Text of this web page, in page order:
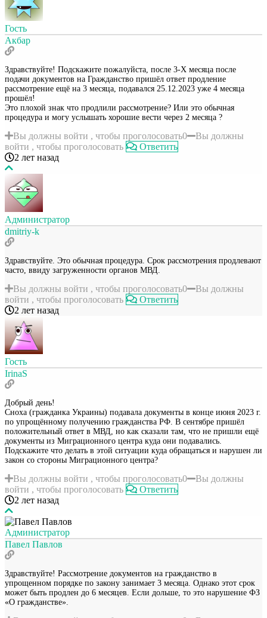
Гость
Акбар
Здравствуйте! Подскажите пожалуйста, после 3-Х месяца после
подачи документов на Гражданство пришёл ответ продление
рассмотрение ещё на 3 месяца, подавался 25.12.2023 уже 4 месяца
прошёл!
Это плохой знак что продлили рассмотрение? Или это обычная
процедура и могу услышать хорошие вести через 2 месяца ?
Вы должны войти , чтобы проголосовать0
Вы должны
войти , чтобы проголосовать
Ответить
2 лет назад
Администратор
dmitriy-k
Здравствуйте. Это обычная процедура. Срок рассмотрения продлевают
часто, ввиду загруженности органов МВД.
Вы должны войти , чтобы проголосовать0
Вы должны
войти , чтобы проголосовать
Ответить
2 лет назад
Гость
IrinaS
Добрый день!
Сноха (гражданка Украины) подавала документы в конце июня 2023 г.
по упрощённому получению гражданства РФ. В сентябре пришёл
положительный ответ в МВД, но как сказали там, что не пришли ещё
документы из Миграционного центра куда они подавались.
Подскажите что делать в этой ситуации куда обращаться и нарушен ли
закон со стороны Миграционного центра?
Вы должны войти , чтобы проголосовать0
Вы должны
войти , чтобы проголосовать
Ответить
2 лет назад
Администратор
Павел Павлов
Здравствуйте! Рассмотрение документов на гражданство в
упрощенном порядке по закону занимает 3 месяца. Однако этот срок
может быть продлен до 6 месяцев. Если дольше, то это нарушение ФЗ
«О гражданстве».